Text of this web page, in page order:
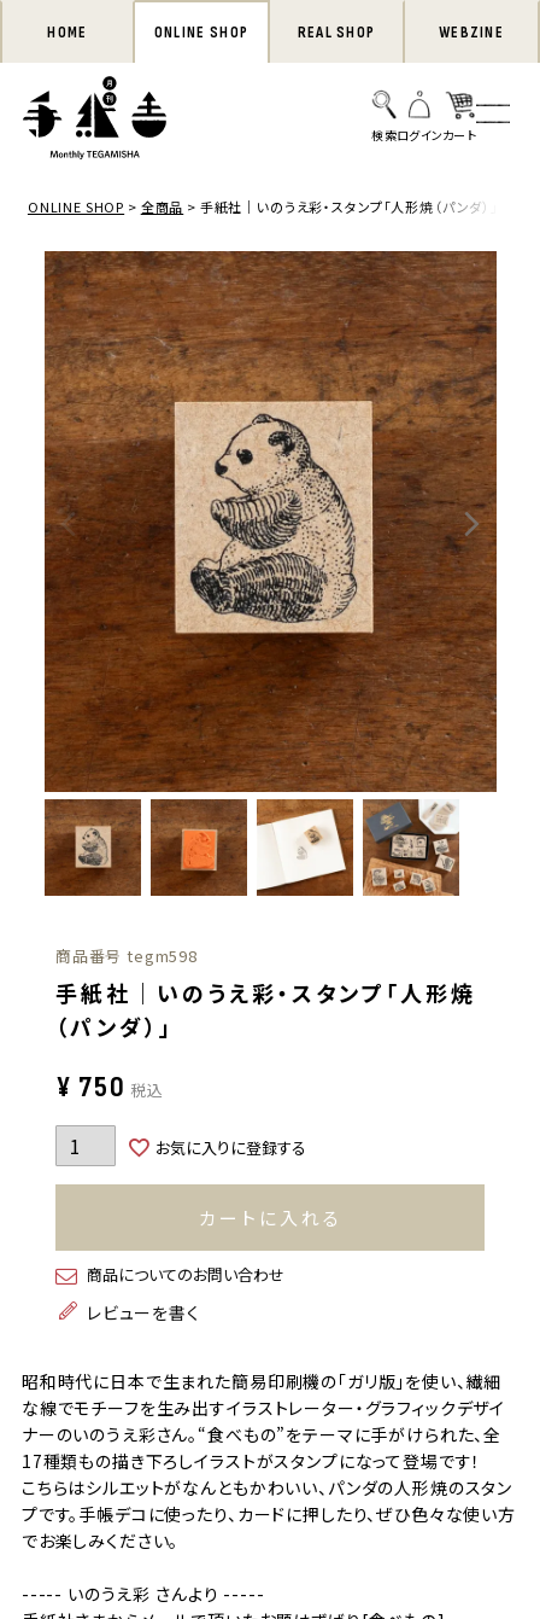
HOME ONLINE SHOP REAL SHOP WEBZINE
ONLINE SHOP 全商品 手紙社｜いのうえ彩・スタンプ「人形焼（パンダ）」
商品番号 tegm598
手紙社｜いのうえ彩・スタンプ「人形焼
（パンダ）」
¥ 750 税込
お気に入りに登録する
カートに入れる
商品についてのお問い合わせ
レビューを書く
昭和時代に日本で生まれた簡易印刷機の「ガリ版」を使い、繊細
な線でモチーフを生み出すイラストレーター・グラフィックデザイ
ナーのいのうえ彩さん。“食べもの”をテーマに手がけられた、全
17種類もの描き下ろしイラストがスタンプになって登場です！
こちらはシルエットがなんともかわいい、パンダの人形焼のスタン
プです。手帳デコに使ったり、カードに押したり、ぜひ色々な使い方
でお楽しみください。
----- いのうえ彩 さんより -----